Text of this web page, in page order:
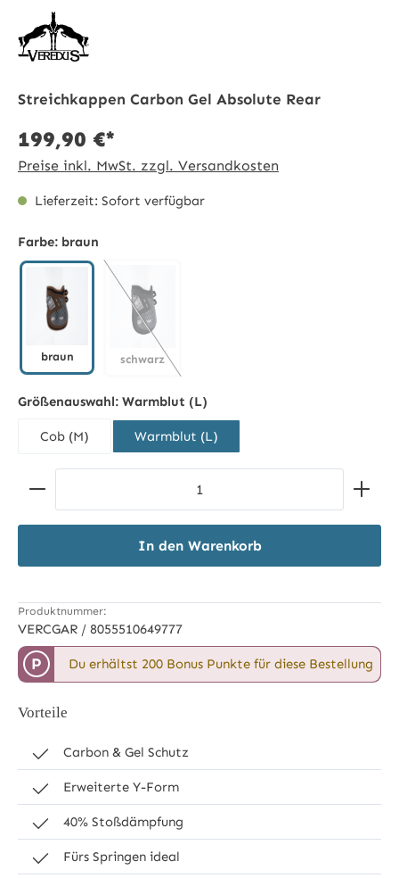
Streichkappen Carbon Gel Absolute Rear
199,90 €*
Preise inkl. MwSt. zzgl. Versandkosten
Lieferzeit: Sofort verfügbar
Farbe: braun
braun schwarz
Größenauswahl: Warmblut (L)
Cob (M) Warmblut (L)
Produkt Anzahl: Gib den gewünschten Wert ein
In den Warenkorb
Produktnummer:
VERCGAR / 8055510649777
P Du erhältst 200 Bonus Punkte für diese Bestellung
Vorteile
Carbon & Gel Schutz
Erweiterte Y-Form
40% Stoßdämpfung
Fürs Springen ideal